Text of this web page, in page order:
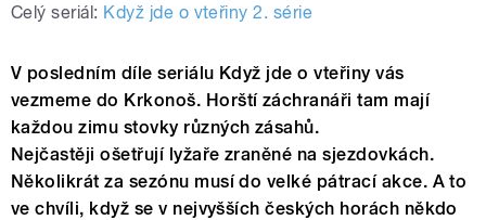
Celý seriál: Když jde o vteřiny 2. série
V posledním díle seriálu Když jde o vteřiny vás
vezmeme do Krkonoš. Horští záchranáři tam mají
každou zimu stovky různých zásahů.
Nejčastěji ošetřují lyžaře zraněné na sjezdovkách.
Několikrát za sezónu musí do velké pátrací akce. A to
ve chvíli, když se v nejvyšších českých horách někdo